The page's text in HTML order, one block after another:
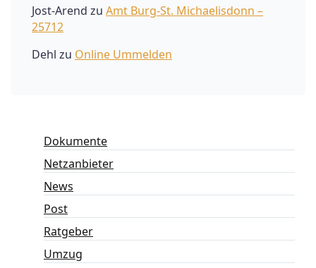
Jost-Arend zu Amt Burg-St. Michaelisdonn –
25712
Dehl zu Online Ummelden
Dokumente
Netzanbieter
News
Post
Ratgeber
Umzug